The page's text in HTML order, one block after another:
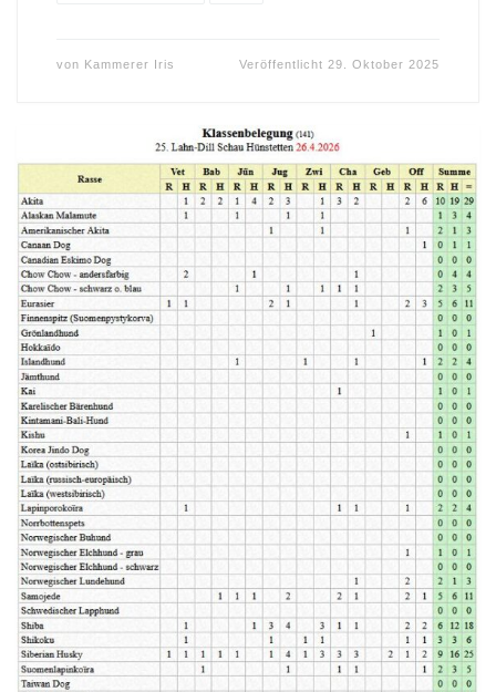
von Kammerer Iris Veröffentlicht 29. Oktober 2025